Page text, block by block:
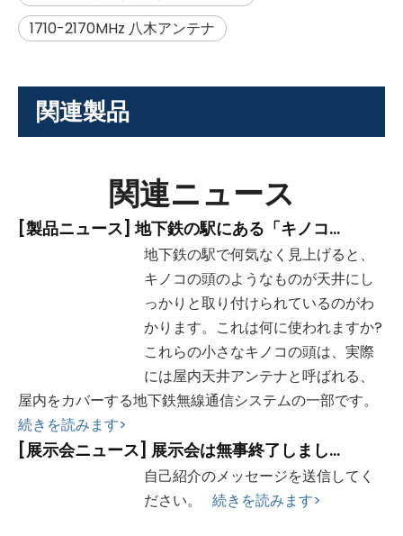
1710-2170MHz 八木アンテナ
関連製品
関連ニュース
[製品ニュース] 地下鉄の駅にある「キノコの頭」の形をした装置は何ですか?
地下鉄の駅で何気なく見上げると、
キノコの頭のようなものが天井にし
っかりと取り付けられているのがわ
かります。これは何に使われますか?
これらの小さなキノコの頭は、実際
には屋内天井アンテナと呼ばれる、
屋内をカバーする地下鉄無線通信システムの一部です。
続きを読みます>
[展示会ニュース] 展示会は無事終了しました、たくさんのご来場ありがとうございました！
自己紹介のメッセージを送信してく
ださい。 続きを読みます>